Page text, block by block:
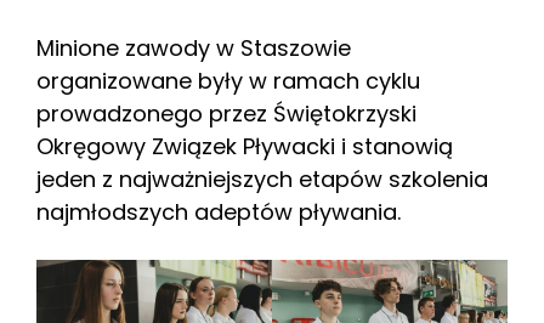
Minione zawody w Staszowie
organizowane były w ramach cyklu
prowadzonego przez Świętokrzyski
Okręgowy Związek Pływacki i stanowią
jeden z najważniejszych etapów szkolenia
najmłodszych adeptów pływania.